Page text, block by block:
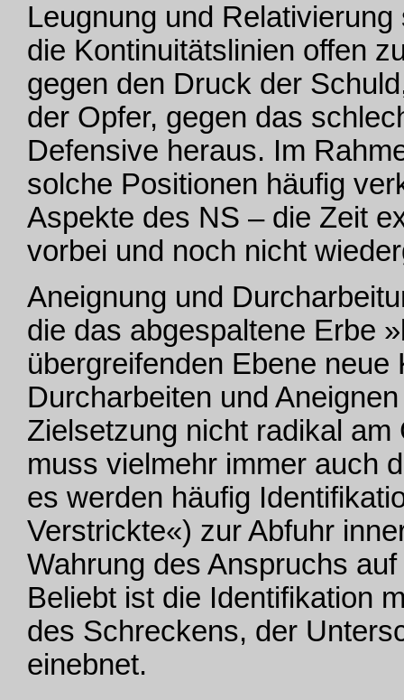
Leugnung und
die Kontinuitätslinien offen
gegen den Druck der
der Opfer, gegen das
Defensive heraus. Im
solche Positionen häufig
Aspekte des NS – die Zeit
vorbei und noch nicht
Aneignung und
die das abgespaltene Erbe
übergreifenden Ebene
Durcharbeiten und
Zielsetzung nicht radikal
muss vielmehr immer auch
es werden häufig
Verstrickte«) zur Abfuhr
Wahrung des Anspruchs
Beliebt ist die Identifikation
des Schreckens, der
einebnet.